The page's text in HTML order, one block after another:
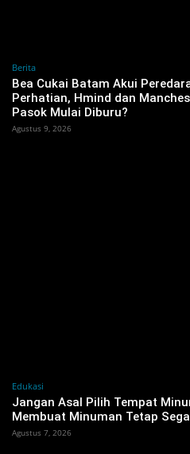
Berita
Bea Cukai Batam Akui
Perhatian, Hmind dan
Pasok Mulai Diburu?
Agustus 9, 2026
Edukasi
Jangan Asal Pilih Tempat
Membuat Minuman Tetap
Agustus 7, 2026